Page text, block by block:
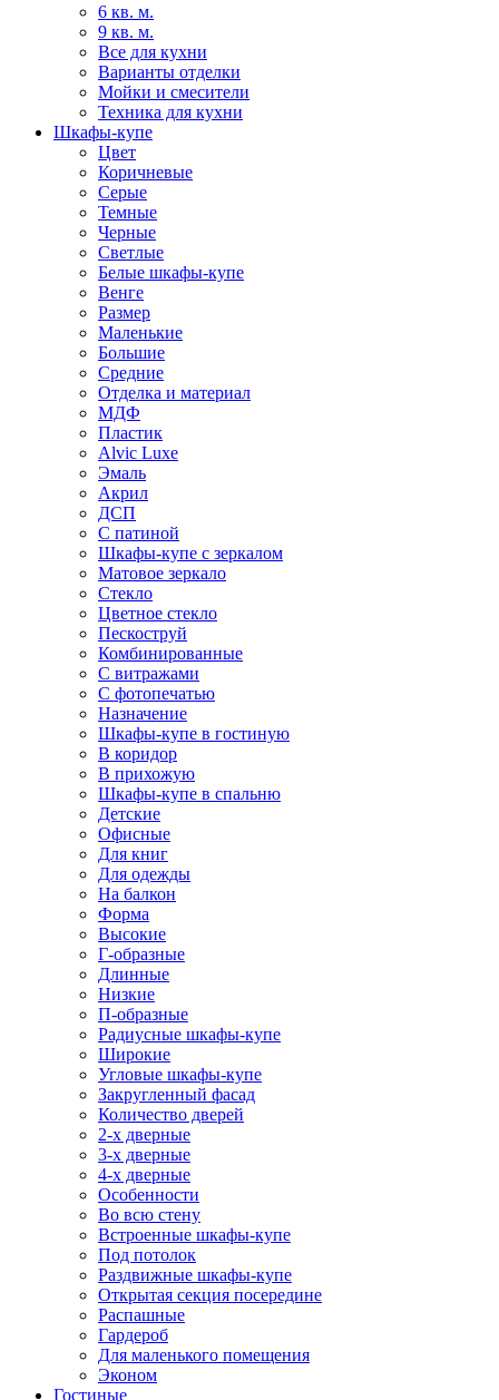
6 кв. м.
9 кв. м.
Все для кухни
Варианты отделки
Мойки и смесители
Техника для кухни
Шкафы-купе
Цвет
Коричневые
Серые
Темные
Черные
Светлые
Белые шкафы-купе
Венге
Размер
Маленькие
Большие
Средние
Отделка и материал
МДФ
Пластик
Alvic Luxe
Эмаль
Акрил
ДСП
С патиной
Шкафы-купе с зеркалом
Матовое зеркало
Стекло
Цветное стекло
Пескоструй
Комбинированные
С витражами
С фотопечатью
Назначение
Шкафы-купе в гостиную
В коридор
В прихожую
Шкафы-купе в спальню
Детские
Офисные
Для книг
Для одежды
На балкон
Форма
Высокие
Г-образные
Длинные
Низкие
П-образные
Радиусные шкафы-купе
Широкие
Угловые шкафы-купе
Закругленный фасад
Количество дверей
2-х дверные
3-х дверные
4-х дверные
Особенности
Во всю стену
Встроенные шкафы-купе
Под потолок
Раздвижные шкафы-купе
Открытая секция посередине
Распашные
Гардероб
Для маленького помещения
Эконом
Гостиные